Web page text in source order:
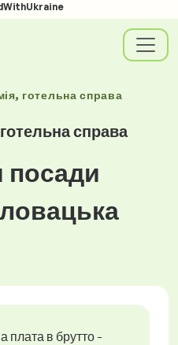
готельна справа
справа
посади
плата в брутто -